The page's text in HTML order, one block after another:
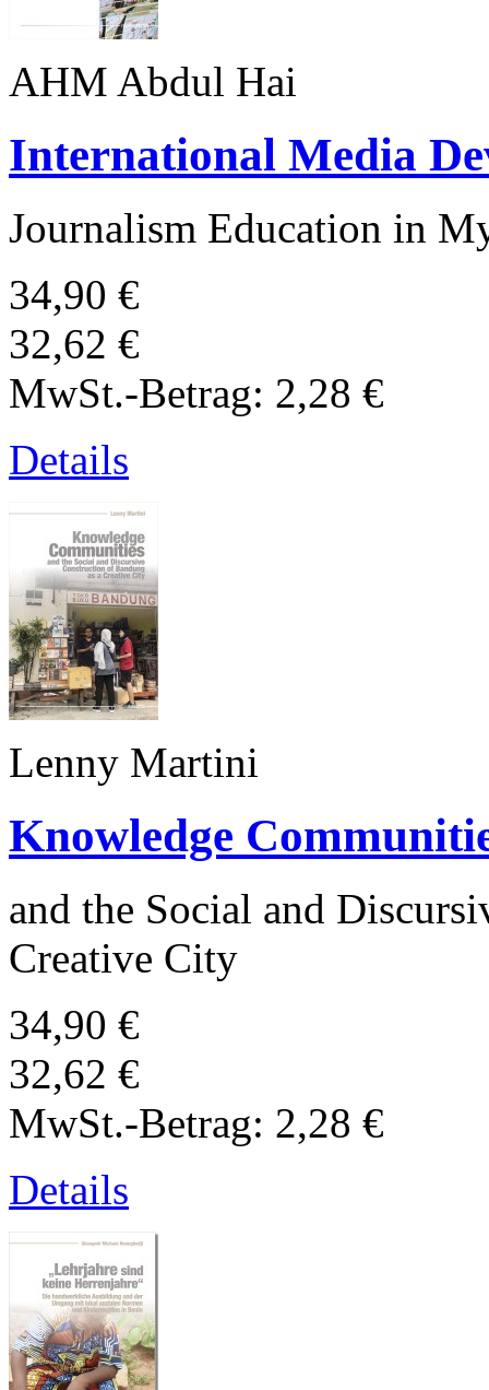
AHM Abdul Hai
International Media
Journalism Education in
34,90 €
32,62 €
MwSt.-Betrag: 2,28 €
Details
Lenny Martini
Knowledge
and the Social and
Creative City
34,90 €
32,62 €
MwSt.-Betrag: 2,28 €
Details